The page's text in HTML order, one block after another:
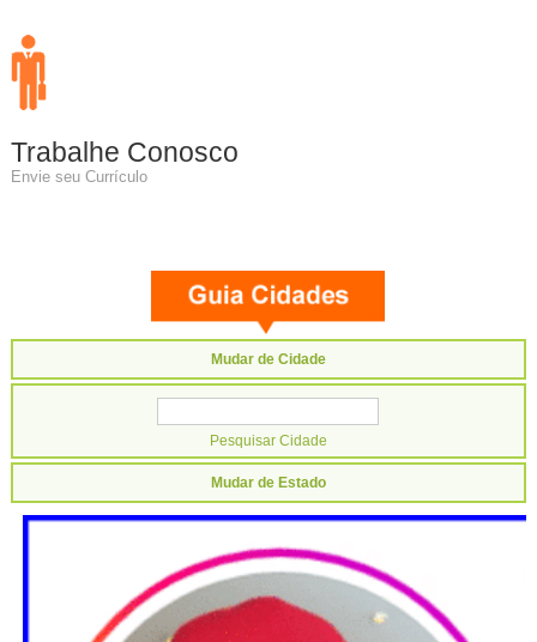
Trabalhe Conosco
Envie seu Currículo
Mudar de Cidade
Mudar de Estado